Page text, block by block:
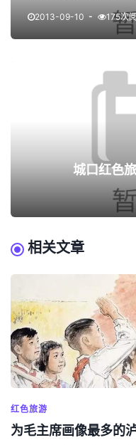
2013-09-10 175次
城口红色
相关文章
红色旅游
为毛主席画像最多的